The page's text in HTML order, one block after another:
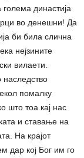
династија
во денешни! Да
би била слична
нејзините
вилаети.
наследство
помалку
што тоа кај нас
и ставање на
На крајот
дар кој Бог им го